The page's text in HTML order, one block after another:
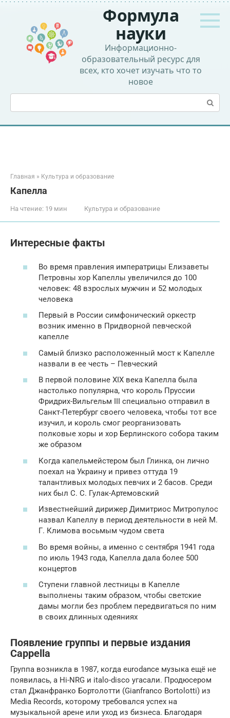
Перейти
контенту
Формула
науки
Информационно-
образовательный ресурс для
всех, кто хочет изучать что то
новое
Поиск:
Главная » Культура и образование
Капелла
На чтение: 19 мин Культура и образование
Интересные факты
Во время правления императрицы Елизаветы
Петровны хор Капеллы увеличился до 100
человек: 48 взрослых мужчин и 52 молодых
человека
Первый в России симфонический оркестр
возник именно в Придворной певческой
капелле
Самый близко расположенный мост к Капелле
назвали в ее честь – Певческий
В первой половине XIX века Капелла была
настолько популярна, что король Пруссии
Фридрих-Вильгельм III специально отправил в
Санкт-Петербург своего человека, чтобы тот все
изучил, и король смог реорганизовать
полковые хоры и хор Берлинского собора таким
же образом
Когда капельмейстером был Глинка, он лично
поехал на Украину и привез оттуда 19
талантливых молодых певчих и 2 басов. Среди
них был С. С. Гулак-Артемовский
Известнейший дирижер Димитриос Митропулос
назвал Капеллу в период деятельности в ней М.
Г. Климова восьмым чудом света
Во время войны, а именно с сентября 1941 года
по июль 1943 года, Капелла дала более 500
концертов
Ступени главной лестницы в Капелле
выполнены таким образом, чтобы светские
дамы могли без проблем передвигаться по ним
в своих длинных одеяниях
Появление группы и первые издания
Cappella
Группа возникла в 1987, когда eurodance музыка ещё не
появилась, а Hi-NRG и italo-disco угасали. Продюсером
стал Джанфранко Бортолотти (Gianfranco Bortolotti) из
Media Records, которому требовался успех на
музыкальной арене или уход из бизнеса. Благодаря